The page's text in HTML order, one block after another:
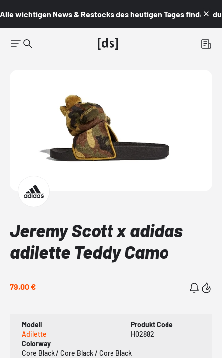
Alle wichtigen News & Restocks des heutigen Tages findest du
Jeremy Scott x adidas
adilette Teddy Camo
79,00 €
Modell
Adilette
Produkt Code
H02882
Colorway
Core Black / Core Black / Core Black